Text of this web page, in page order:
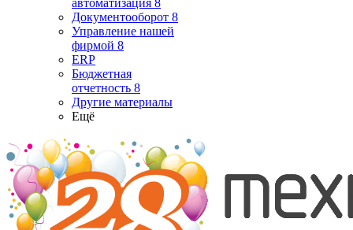
автоматизация 8
Документооборот 8
Управление нашей
фирмой 8
ERP
Бюджетная
отчетность 8
Другие материалы
Ещё